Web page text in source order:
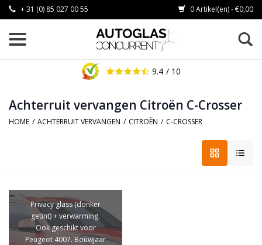
+ 31 (0) 85 027 00 55 0 Artikel(en) - €0,00
9.4 / 10
Achterruit vervangen Citroën C-Crosser
HOME / ACHTERRUIT VERVANGEN / CITROËN / C-CROSSER
Privacy glass (donker
getint) + verwarming.
Ook geschikt voor
Peugeot 4007. Bouwjaar